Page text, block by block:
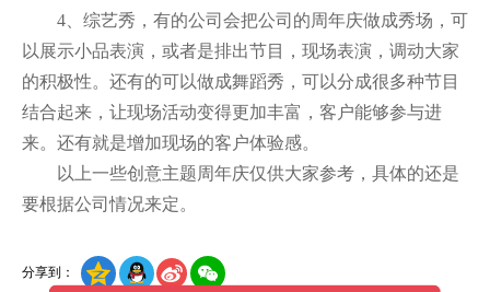
4、综艺秀，有的公司会把公司的周年庆做成秀场，可
以展示小品表演，或者是排出节目，现场表演，调动大家
的积极性。还有的可以做成舞蹈秀，可以分成很多种节目
结合起来，让现场活动变得更加丰富，客户能够参与进
来。还有就是增加现场的客户体验感。
以上一些创意主题周年庆仅供大家参考，具体的还是
要根据公司情况来定。
分享到：